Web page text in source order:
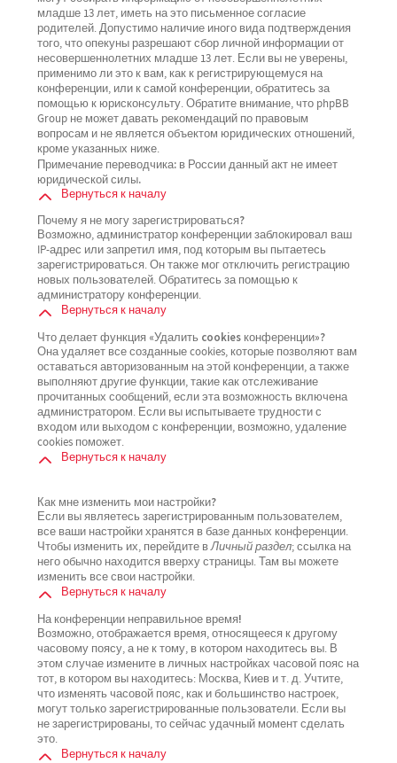
младше 13 лет, иметь на это письменное согласие
родителей. Допустимо наличие иного вида подтверждения
того, что опекуны разрешают сбор личной информации от
несовершеннолетних младше 13 лет. Если вы не уверены,
применимо ли это к вам, как к регистрирующемуся на
конференции, или к самой конференции, обратитесь за
помощью к юрисконсульту. Обратите внимание, что phpBB
Group не может давать рекомендаций по правовым
вопросам и не является объектом юридических отношений,
кроме указанных ниже.
Примечание переводчика: в России данный акт не имеет
юридической силы.
Вернуться к началу
Почему я не могу зарегистрироваться?
Возможно, администратор конференции заблокировал ваш
IP-адрес или запретил имя, под которым вы пытаетесь
зарегистрироваться. Он также мог отключить регистрацию
новых пользователей. Обратитесь за помощью к
администратору конференции.
Вернуться к началу
Что делает функция «Удалить cookies конференции»?
Она удаляет все созданные cookies, которые позволяют вам
оставаться авторизованным на этой конференции, а также
выполняют другие функции, такие как отслеживание
прочитанных сообщений, если эта возможность включена
администратором. Если вы испытываете трудности с
входом или выходом с конференции, возможно, удаление
cookies поможет.
Вернуться к началу
Как мне изменить мои настройки?
Если вы являетесь зарегистрированным пользователем,
все ваши настройки хранятся в базе данных конференции.
Чтобы изменить их, перейдите вЛичный раздел; ссылка на
него обычно находится вверху страницы. Там вы можете
изменить все свои настройки.
Вернуться к началу
На конференции неправильное время!
Возможно, отображается время, относящееся к другому
часовому поясу, а не к тому, в котором находитесь вы. В
этом случае измените в личных настройках часовой пояс на
тот, в котором вы находитесь: Москва, Киев и т. д. Учтите,
что изменять часовой пояс, как и большинство настроек,
могут только зарегистрированные пользователи. Если вы
не зарегистрированы, то сейчас удачный момент сделать
это.
Вернуться к началу